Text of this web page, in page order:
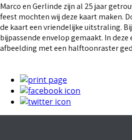
Marco en Gerlinde zijn al 25 jaar
feest mochten wij deze kaart maken.
de kaart een vriendelijke uitstraling.
bijpassende envelop gemaakt. In deze
afbeelding met een halftoonraster